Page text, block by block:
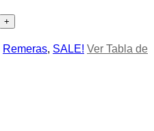
Remeras, SALE! Ver Tabla de